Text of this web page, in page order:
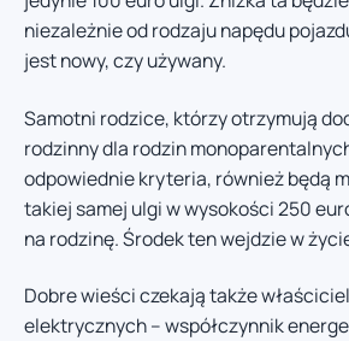
niezależnie od rodzaju napędu
jest nowy, czy używany.
Samotni rodzice, którzy otrzymują
rodzinny dla rodzin
odpowiednie kryteria, również będą
takiej samej ulgi w wysokości 250
na rodzinę. Środek ten wejdzie w
Dobre wieści czekają także
elektrycznych – współczynnik